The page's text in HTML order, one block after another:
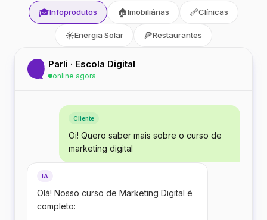
🎓Infoprodutos 🏠Imobiliárias 🩹Clínicas
☀️Energia Solar 🍕Restaurantes
Parli · Escola Digital
online agora
Cliente
Oi! Quero saber mais sobre o curso de
marketing digital
IA
Olá! Nosso curso de Marketing Digital é
completo: